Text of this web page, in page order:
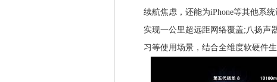
续航焦虑，还能为iPhone等其他系
实现一公里超远距网络覆盖;八扬声
习等使用场景，结合全维度软硬件